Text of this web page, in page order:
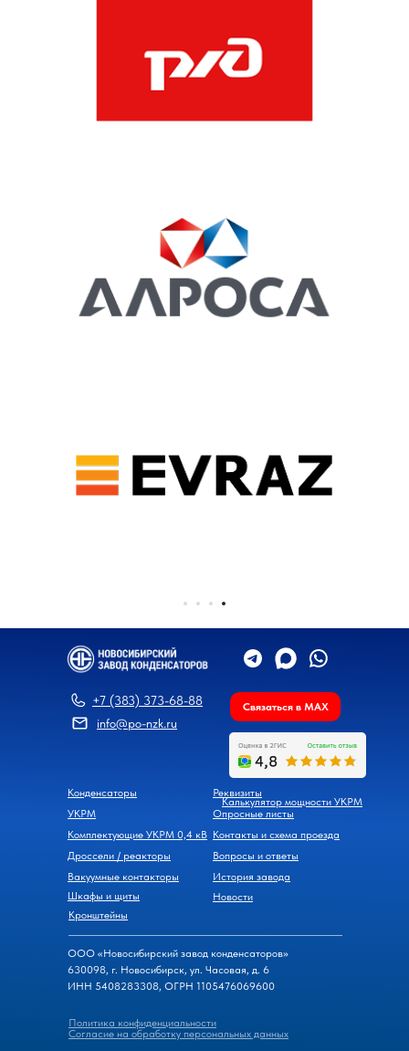
info@po-nzk.ru
Конденсаторы
УКРМ
Комплектующие УКРМ 0,4 кВ
Кронштейны
Шкафы и щиты
Вакуумные контакторы
Дроссели / реакторы
Реквизиты
Калькулятор мощности УКРМ
Опросные листы
Контакты и схема проезда
Вопросы и ответы
Новости
История завода
Согласие на обработку персональных данных
Политика конфиденциальности
ООО «Новосибирский завод конденсаторов»
630098, г. Новосибирск, ул. Часовая, д. 6
ИНН 5408283308, ОГРН 1105476069600
+7 (383) 373-68-88 Связаться в MAX